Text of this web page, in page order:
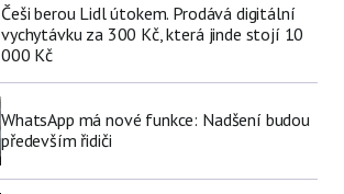
Češi berou Lidl útokem. Prodává digitální
vychytávku za 300 Kč, která jinde stojí 10
000 Kč
WhatsApp má nové funkce: Nadšení budou
především řidiči